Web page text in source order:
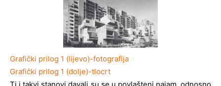
Grafički prilog 1 (lijevo)-fotografija
Grafički prilog 1 (dolje)-tlocrt